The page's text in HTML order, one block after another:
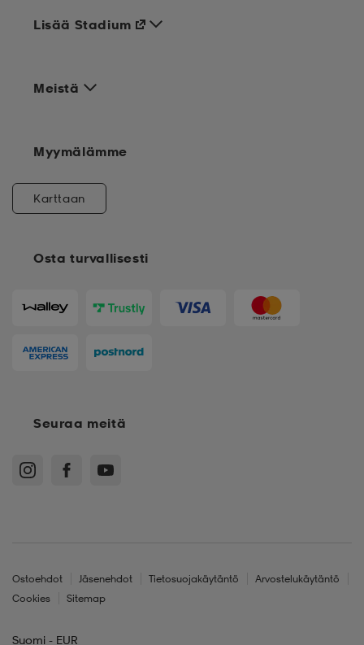
Meistä
Osta turvallisesti
Lisää Stadium
Myymälämme
Karttaan
Seuraa meitä
Ostoehdot Jäsenehdot Tietosuojakäytäntö
Arvostelukäytäntö
Cookies
Sitemap
Suomi - EUR